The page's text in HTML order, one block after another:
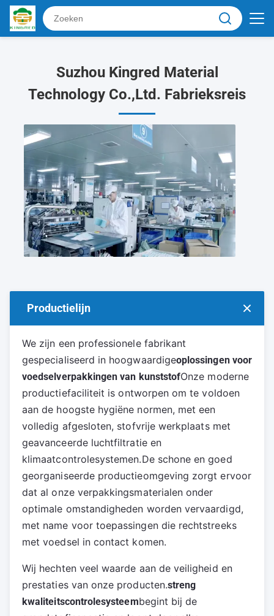
Suzhou Kingred Material
Technology Co.,Ltd. Fabrieksreis
Productielijn
We zijn een professionele fabrikant
gespecialiseerd in hoogwaardigeoplossingen voor
voedselverpakkingen van kunststofOnze moderne
productiefaciliteit is ontworpen om te voldoen
aan de hoogste hygiëne normen, met een
volledig afgesloten, stofvrije werkplaats met
geavanceerde luchtfiltratie en
klimaatcontrolesystemen.De schone en goed
georganiseerde productieomgeving zorgt ervoor
dat al onze verpakkingsmaterialen onder
optimale omstandigheden worden vervaardigd,
met name voor toepassingen die rechtstreeks
met voedsel in contact komen.
Wij hechten veel waarde aan de veiligheid en
prestaties van onze producten.streng
kwaliteitscontrolesysteembegint bij de